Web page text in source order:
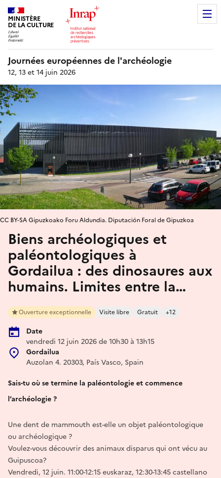
MINISTÈRE
DE LA CULTURE
Journées européennes de l'archéologie
12, 13 et 14 juin 2026
Biens archéologiques et
paléontologiques à
Gordailua : des dinosaures aux
humains. Limites entre la…
Ouverture exceptionnelle Visite libre Gratuit +12
Date
vendredi 12 juin 2026 de 10h30 à 13h15
Gordailua
Auzolan 4. 20303, País Vasco, Spain
CC BY-SA Gipuzkoako Foru Aldundia. Diputación Foral de Gipuzkoa
Sais-tu où se termine la paléontologie et commence
l’archéologie ?
Une dent de mammouth est-elle un objet paléontologique
ou archéologique ?
Voulez-vous découvrir des animaux disparus qui ont vécu au
Guipuscoa?
Vendredi, 12 juin. 11:00-12:15 euskaraz, 12:30-13:45 castellano